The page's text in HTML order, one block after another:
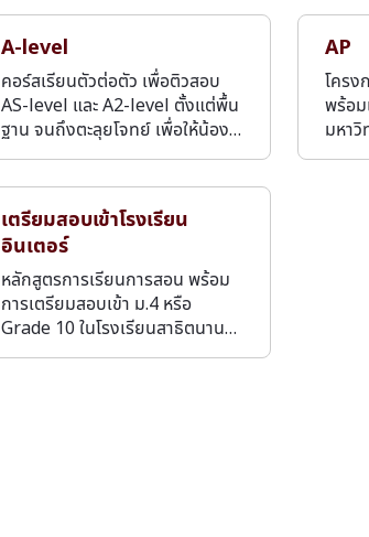
A-level
คอร์สเรียนตัวต่อตัว เพื่อติวสอบ
AS-level และ A2-level ตั้งแต่พื้น
ฐาน จนถึงตะลุยโจทย์ เพื่อให้น้อง…
AP
โครง
พร้อม
มหาวิ
เตรียมสอบเข้าโรงเรียน
อินเตอร์
หลักสูตรการเรียนการสอน พร้อม
การเตรียมสอบเข้า ม.4 หรือ
Grade 10 ในโรงเรียนสาธิตนาน…